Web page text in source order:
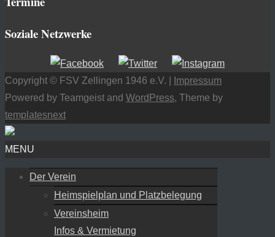
Soziale Netzwerke
Copyright © FSV Zellingen 1946 e.V. |
Impressum
Powered by Teamgeist and WordPress, Theme by
templatesnext
MENU
Der Verein
Heimspielplan und Platzbelegung
Vereinsheim
Infos & Vermietung